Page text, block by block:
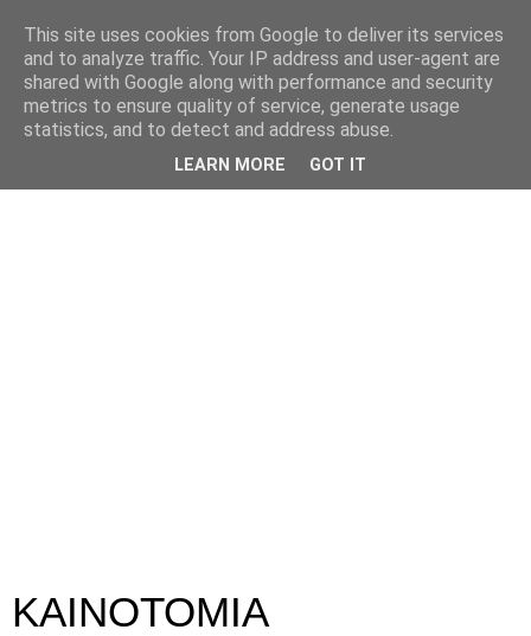
ΚΑΙΝΟΤΟΜΙΑ
This site uses cookies from Google to deliver its services
and to analyze traffic. Your IP address and user-agent are
shared with Google along with performance and security
metrics to ensure quality of service, generate usage
statistics, and to detect and address abuse.
LEARN MORE GOT IT